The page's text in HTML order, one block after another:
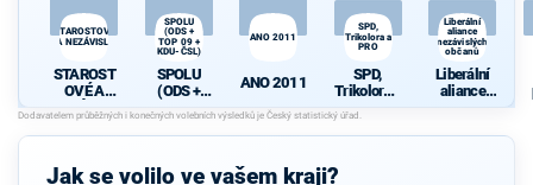
STAROSTOVÉ
A NEZÁVISLÍ
STAROST
OVÉ A
NEZÁVISL
Í
SPOLU
(ODS +
TOP 09 +
KDU-ČSL)
SPOLU
(ODS +
TOP 09 +
KDU-ČSL)
ANO 2011
ANO 2011
SPD,
Trikolora a
PRO
SPD,
Trikolora a
PRO
Liberální
aliance
nezávislých
občanů
Liberální
aliance
nezávislýc
Jak se volilo ve vašem kraji?